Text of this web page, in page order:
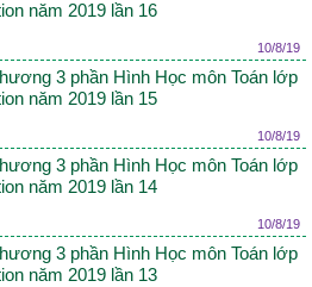
năm 2019 lần 16
10/8/19
3 phần Hình Học môn Toán lớp
năm 2019 lần 15
10/8/19
3 phần Hình Học môn Toán lớp
năm 2019 lần 14
10/8/19
3 phần Hình Học môn Toán lớp
năm 2019 lần 13